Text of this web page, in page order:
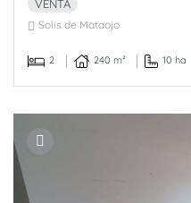
VENTA
Solis de Mataojo
2 240 m² 10 ha